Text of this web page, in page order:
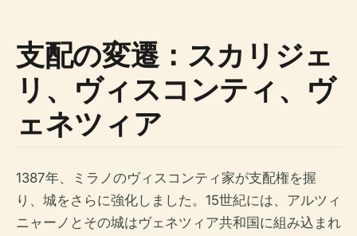
支配の変遷：スカリジェ
リ、ヴィスコンティ、ヴ
ェネツィア
1387年、ミラノのヴィスコンティ家が支配権を握
り、城をさらに強化しました。15世紀には、アルツィ
ニャーノとその城はヴェネツィア共和国に組み込まれ